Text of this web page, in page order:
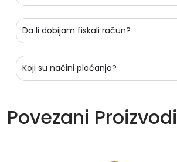
Da li dobijam fiskali račun?
Koji su načini plaćanja?
Povezani Proizvodi